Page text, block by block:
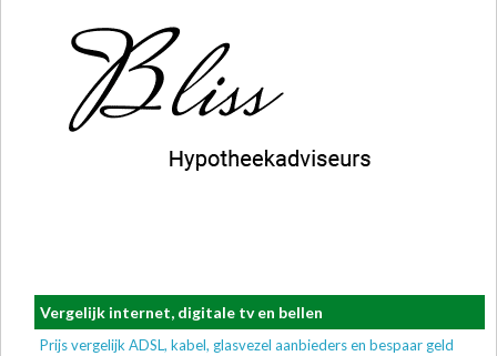
Vergelijk internet, digitale tv en bellen
Prijs vergelijk ADSL, kabel, glasvezel aanbieders en bespaar geld